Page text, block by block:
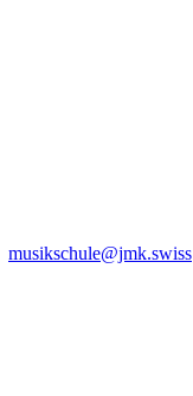
musikschule@jmk.swiss